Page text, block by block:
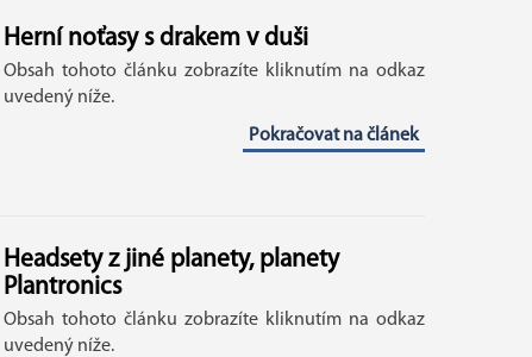
Herní noťasy s drakem v duši
Obsah tohoto článku zobrazíte kliknutím na odkaz
uvedený níže.
Pokračovat na článek
Headsety z jiné planety, planety
Plantronics
Obsah tohoto článku zobrazíte kliknutím na odkaz
uvedený níže.